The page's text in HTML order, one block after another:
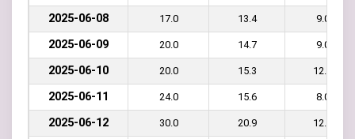
2025-06-08 17.0 13.4 9.0
2025-06-09 20.0 14.7 9.0
2025-06-10 20.0 15.3 12.0
2025-06-11 24.0 15.6 8.0
2025-06-12 30.0 20.9 12.0